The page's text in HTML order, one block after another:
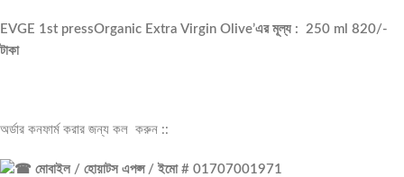
EVGE 1st pressOrganic Extra Virgin Olive’এর মূল্য : 250 ml 820/-
টাকা
অর্ডার কনফার্ম করার জন্য কল করুন ::
মোবাইল / হোয়াটস এপপ্স / ইমো # 01707001971